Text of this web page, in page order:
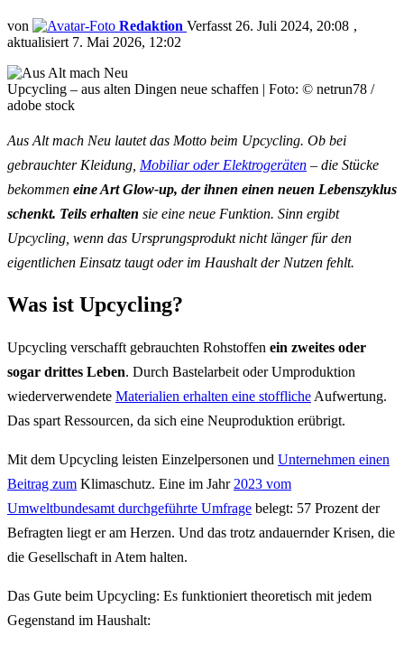
von Redaktion
26. Juli 2024, 20:08
aktualisiert 7. Mai 2026, 12:02
Upcycling – aus alten Dingen neue schaffen | Foto: © netrun78 /
adobe stock
Aus Alt mach Neu lautet das Motto beim Upcycling. Ob bei
gebrauchter Kleidung, Mobiliar oder Elektrogeräten – die Stücke
bekommen eine Art Glow-up, der ihnen einen neuen Lebenszyklus
schenkt. Teils erhalten sie eine neue Funktion. Sinn ergibt
Upcycling, wenn das Ursprungsprodukt nicht länger für den
eigentlichen Einsatz taugt oder im Haushalt der Nutzen fehlt.
Was ist Upcycling?
Upcycling verschafft gebrauchten Rohstoffen ein zweites oder
sogar drittes Leben. Durch Bastelarbeit oder Umproduktion
wiederverwendete Materialien erhalten eine stoffliche Aufwertung.
Das spart Ressourcen, da sich eine Neuproduktion erübrigt.
Mit dem Upcycling leisten Einzelpersonen und Unternehmen einen
Beitrag zum Klimaschutz. Eine im Jahr 2023 vom
Umweltbundesamt durchgeführte Umfrage belegt: 57 Prozent der
Befragten liegt er am Herzen. Und das trotz andauernder Krisen, die
die Gesellschaft in Atem halten.
Das Gute beim Upcycling: Es funktioniert theoretisch mit jedem
Gegenstand im Haushalt: